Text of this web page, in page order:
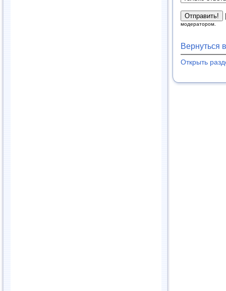
модератором.
Вернуться
Открыть